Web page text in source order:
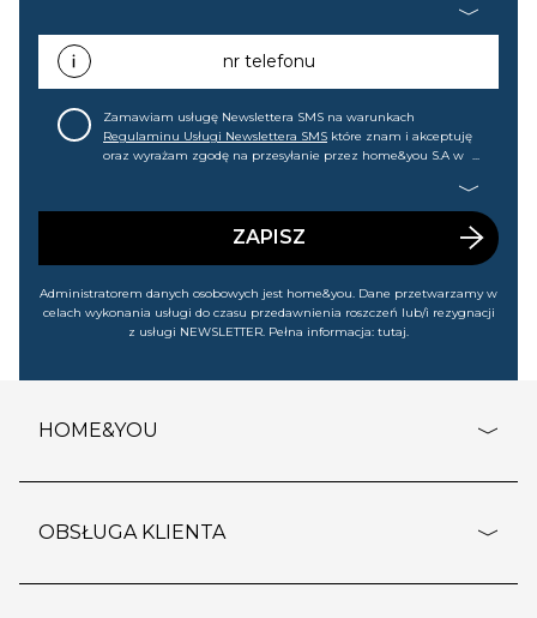
promocjach, wyprzedażach). Wiem, że mogę tę zgodę w
każdej chwili cofnąć.nr telefonu
Zamawiam usługę Newslettera SMS na warunkach
Regulaminu Usługi Newslettera SMS które znam i akceptuję
oraz wyrażam zgodę na przesyłanie przez home&you S.A w
wyprzedażach). Wiem, że mogę tę zgodę w każdej chwili
ZAPISZ
Administratorem danych osobowych jest home&you. Dane przetwarzamy w
celach wykonania usługi do czasu przedawnienia roszczeń lub/i rezygnacji
z usługi NEWSLETTER. Pełna informacja: tutaj.
HOME&YOU
o firmie
OBSŁUGA KLIENTA